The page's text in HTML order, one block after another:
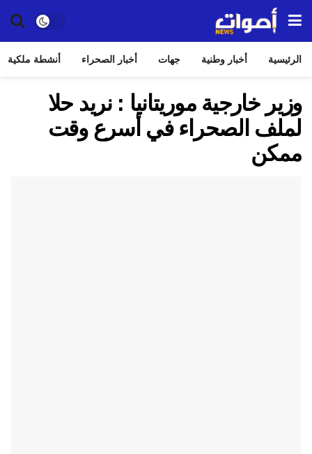
الرئيسية أخبار وطنية جهات أخبار الصحراء أنشطة ملكية
وزير خارجية موريتانيا : نريد حلا
لملف الصحراء في أسرع وقت
ممكن